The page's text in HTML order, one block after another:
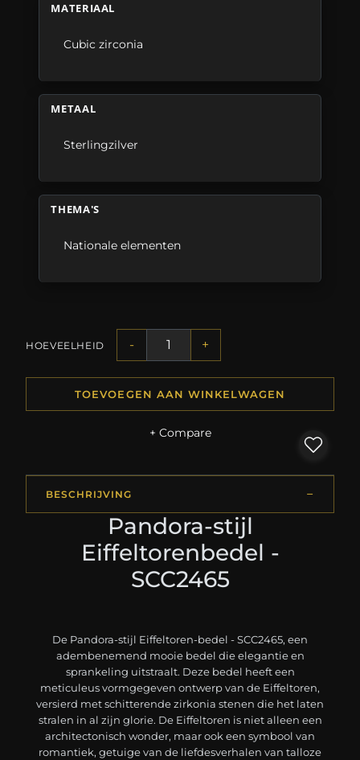
MATERIAAL
Cubic zirconia
METAAL
Sterlingzilver
THEMA'S
Nationale elementen
HOEVEELHEID - +
TOEVOEGEN AAN WINKELWAGEN
+ Compare
BESCHRIJVING
Pandora-stijl
Eiffeltorenbedel -
SCC2465
De Pandora-stijl Eiffeltoren-bedel - SCC2465, een
adembenemend mooie bedel die elegantie en
sprankeling uitstraalt. Deze bedel heeft een
meticuleus vormgegeven ontwerp van de Eiffeltoren,
versierd met schitterende zirkonia stenen die het laten
stralen in al zijn glorie. De Eiffeltoren is niet alleen een
architectonisch wonder, maar ook een symbool van
romantiek, getuige van de liefdesverhalen van talloze